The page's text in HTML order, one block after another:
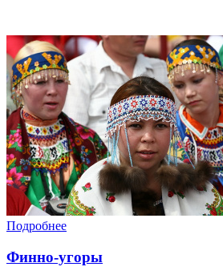
Подробнее
Финно-угоры